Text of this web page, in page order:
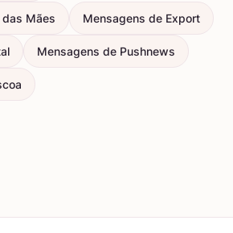
Mães Mensagens de Export
Mensagens de Pushnews